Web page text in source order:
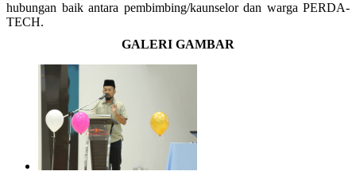
hubungan baik antara pembimbing/kaunselor dan warga PERDA-
TECH.
GALERI GAMBAR